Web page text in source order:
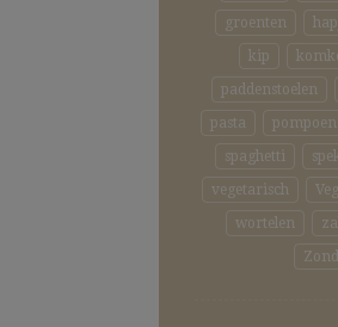
groenten
kip
paddenstoelen
pasta
pompoen
spaghetti
vegetarisch
wortelen